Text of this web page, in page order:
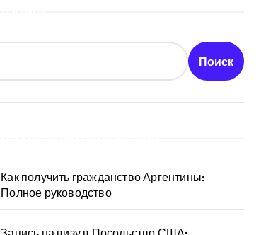
Поиск
Как получить гражданство Аргентины:
Полное руководство